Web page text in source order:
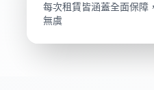
每次租賃皆涵蓋全面保障
無虞